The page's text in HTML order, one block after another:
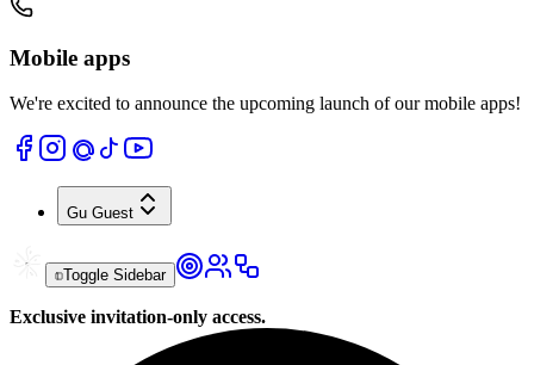
Mobile apps
We're excited to announce the upcoming launch of our mobile apps!
Gu Guest
Toggle Sidebar
Exclusive invitation-only access.